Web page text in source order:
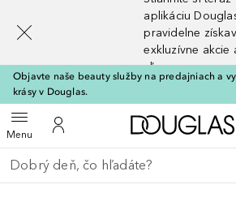
aplikáciu
pravidelne
exkluzívne akcie
zľavy
Objavte naše beauty služby na predajniach a
krásy v Douglas.
MenuOtvoriť menuDo môjho účtu
Choď späť
Vykonajte vyhľadávanie
[navigation.slideout.screenreader]